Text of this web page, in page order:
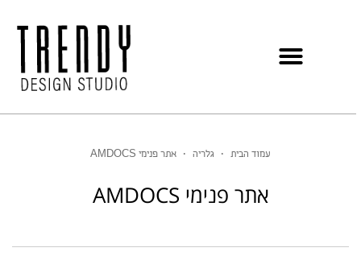
עמוד הבית גלריה אתר פנימי AMDOCS
אתר פנימי AMDOCS